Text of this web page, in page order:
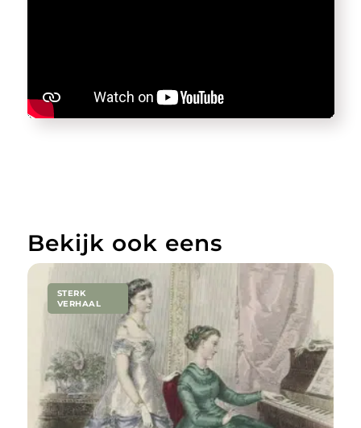
Bekijk ook eens
STERK
VERHAAL